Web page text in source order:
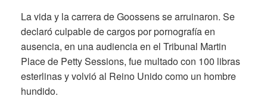
La vida y la carrera de Goossens se arruinaron. Se
declaró culpable de cargos por pornografía en
ausencia, en una audiencia en el Tribunal Martin
Place de Petty Sessions, fue multado con 100 libras
esterlinas y volvió al Reino Unido como un hombre
hundido.